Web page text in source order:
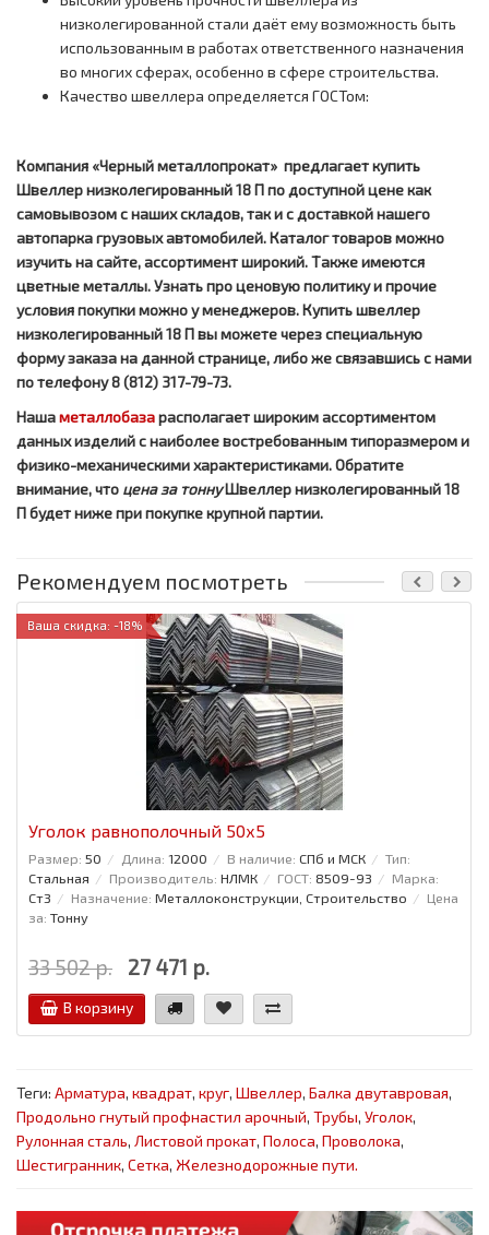
низколегированной стали даёт ему возможность быть
использованным в работах ответственного назначения
во многих сферах, особенно в сфере строительства.
Качество швеллера определяется ГОСТом:
Компания «Черный металлопрокат» предлагает купить
Швеллер низколегированный 18 П по доступной цене как
самовывозом с наших складов, так и с доставкой нашего
автопарка грузовых автомобилей. Каталог товаров можно
изучить на сайте, ассортимент широкий. Также имеются
цветные металлы. Узнать про ценовую политику и прочие
условия покупки можно у менеджеров. Купить швеллер
низколегированный 18 П вы можете через специальную
форму заказа на данной странице, либо же связавшись с нами
по телефону 8 (812) 317-79-73.
Нашаметаллобазарасполагает широким ассортиментом
данных изделий с наиболее востребованным типоразмером и
физико-механическими характеристиками. Обратите
внимание, что цена за тоннуШвеллер низколегированный 18
П будет ниже при покупке крупной партии.
Рекомендуем посмотреть
Ваша скидка: -18%
Уголок равнополочный 50x5
Размер: 50 Длина: 12000 В наличие: СПб и МСК
Тип:
Стальная
Производитель: НЛМК ГОСТ: 8509-93
Марка:
Ст3
Назначение: Металлоконструкции, Строительство
Цена
за: Тонну
33 502 р. 27 471 р.
В корзину
Теги: Арматура, квадрат, круг, Швеллер, Балка двутавровая,
Продольно гнутый профнастил арочный, Трубы, Уголок,
Рулонная сталь, Листовой прокат, Полоса, Проволока,
Шестигранник, Сетка, Железнодорожные пути.